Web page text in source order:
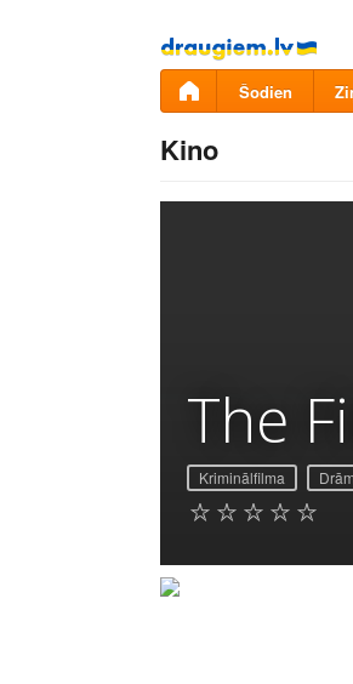
Pāriet
uz
saturu
Šodien
Kino
The
Kriminālfilma